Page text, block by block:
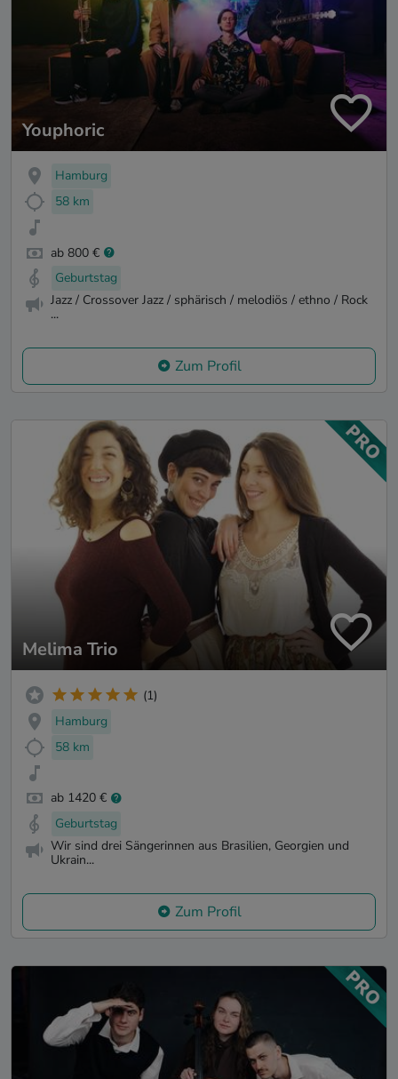
Youphoric
Hamburg
58 km
ab 800 €
Geburtstag
Jazz / Crossover Jazz / sphärisch / melodiös / ethno / Rock
...
Zum Profil
Melima Trio
(1)
Hamburg
58 km
ab 1420 €
Geburtstag
Wir sind drei Sängerinnen aus Brasilien, Georgien und
Ukrain...
Zum Profil